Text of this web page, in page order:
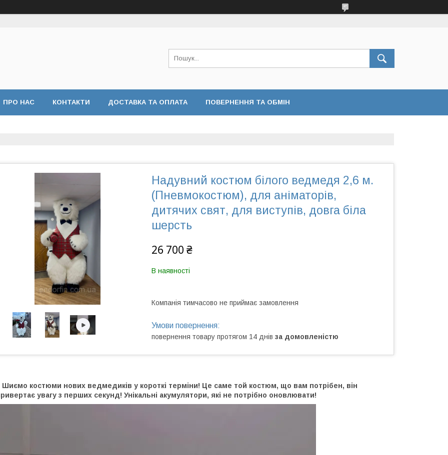
ПРО НАС КОНТАКТИ ДОСТАВКА ТА ОПЛАТА ПОВЕРНЕННЯ ТА ОБМІН
Надувний костюм білого ведмедя 2,6 м.
(Пневмокостюм), для аніматорів,
дитячих свят, для виступів, довга біла
шерсть
26 700 ₴
В наявності
Компанія тимчасово не приймає замовлення
повернення товару протягом 14 днів за домовленістю
Шиємо костюми нових ведмедиків у короткі терміни! Це саме той костюм, що вам потрібен, він
увагу з перших секунд! Унікальні акумулятори, які не потрібно оновлювати!